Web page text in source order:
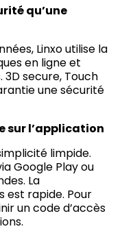
qu’une
Linxo utilise la
en ligne et
secure, Touch
une sécurité
sur l’application
limpide.
Google Play ou
La
est rapide. Pour
un code d’accès